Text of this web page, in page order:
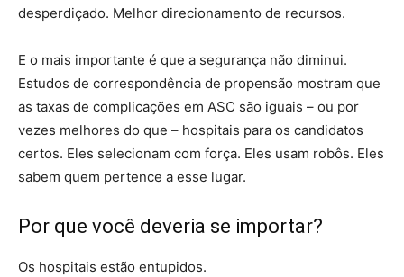
desperdiçado. Melhor direcionamento de recursos.
E o mais importante é que a segurança não diminui.
Estudos de correspondência de propensão mostram que
as taxas de complicações em ASC são iguais – ou por
vezes melhores do que – hospitais para os candidatos
certos. Eles selecionam com força. Eles usam robôs. Eles
sabem quem pertence a esse lugar.
Por que você deveria se importar?
Os hospitais estão entupidos.